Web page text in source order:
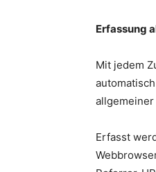
Erfassung
Mit jedem
Erfasst